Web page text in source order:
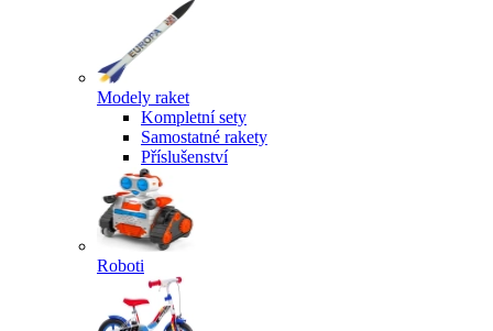
Modely raket
Kompletní sety
Samostatné rakety
Příslušenství
Roboti